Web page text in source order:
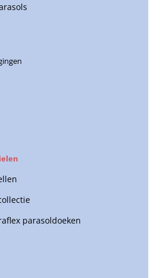
parasoldoeken